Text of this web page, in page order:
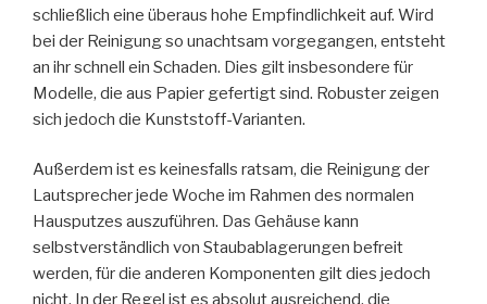
schließlich eine überaus hohe Empfindlichkeit auf. Wird
bei der Reinigung so unachtsam vorgegangen, entsteht
an ihr schnell ein Schaden. Dies gilt insbesondere für
Modelle, die aus Papier gefertigt sind. Robuster zeigen
sich jedoch die Kunststoff-Varianten.
Außerdem ist es keinesfalls ratsam, die Reinigung der
Lautsprecher jede Woche im Rahmen des normalen
Hausputzes auszuführen. Das Gehäuse kann
selbstverständlich von Staubablagerungen befreit
werden, für die anderen Komponenten gilt dies jedoch
nicht. In der Regel ist es absolut ausreichend, die